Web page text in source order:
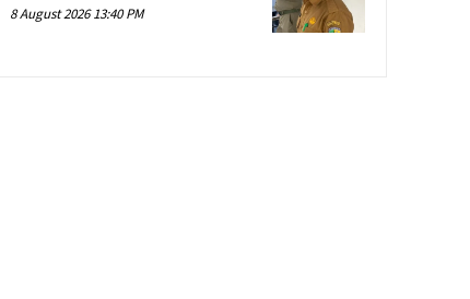
8 August 2026 13:40 PM